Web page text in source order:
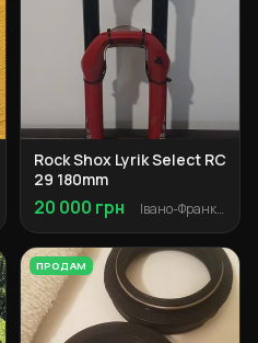
Rock Shox Lyrik Select RC
29 180mm
20 000 грн Івано-Франківськ
ПРОДАМ